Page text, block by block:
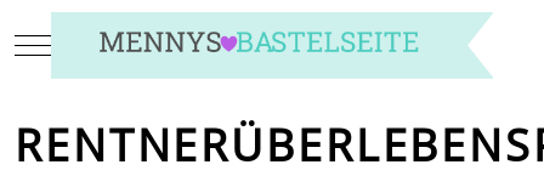
Mobile Menu Toggle